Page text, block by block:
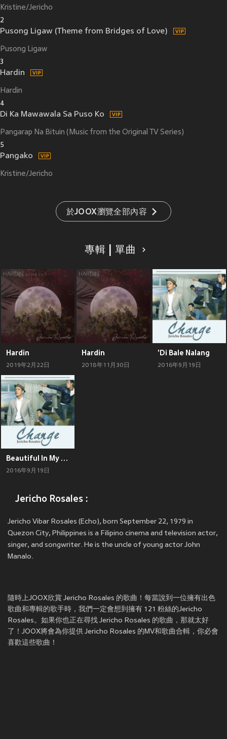
Kristine/Jericho
2
Pusong Ligaw (Theme from Bridges of Love)
Pusong Ligaw
3
Hardin
Hardin
4
Di Ka Mawawala Sa Puso Ko
Pangarap Na Bituin (Music from the Original TV Series)
5
Pangako
Kristine/Jericho
於JOOX瀏覽全部內容
專輯 | 單曲
Hardin
2019年2月22日
Hardin
2018年11月30日
'Di Bale Nalang
2016年9月19日
Beautiful In My Eyes
2016年9月19日
Jericho Rosales :
Jericho Vibar Rosales (Echo), born September 22, 1979 in
Quezon City, Philippines is a Filipino cinema and television actor,
singer, and songwriter. He is the uncle of young actor John
Manalo.
隨時上JOOX欣賞 Jericho Rosales 的歌曲！每當說到一位擁有出色
歌曲和專輯的歌手時，我們一定會想到擁有 121 粉絲的Jericho
Rosales。如果你也正在尋找 Jericho Rosales 的歌曲，那就太好
了！JOOX將會為你提供 Jericho Rosales 的MV和歌曲合輯，你必會
喜歡這些歌曲！